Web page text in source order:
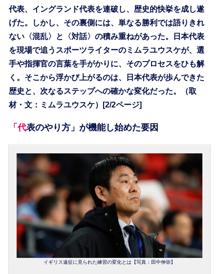
代表、イングランド代表を連破し、歴史的快挙を成し遂
げた。しかし、その裏側には、単なる勝利では語りきれ
ない〈混乱〉と〈対話〉の積み重ねがあった。日本代表
を現場で追うスポーツライターのミムラユウスケが、選
手や指揮官の言葉を手がかりに、そのプロセスをひも解
く。そこから浮かび上がるのは、日本代表が歩んできた
歴史と、次なるステップへの確かな変化だった。（取
材・文：ミムラユウスケ）[2/2ページ]
「代表のやり方」が機能し始めた要因
イギリス遠征に見られた練習の変化とは【写真：田中伸弥】